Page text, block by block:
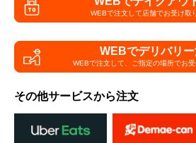
WEBで注文して店舗でお受け取
WEBでデリバリ
WEBで注文して、 ご指定の場所でお
その他サービスから注文